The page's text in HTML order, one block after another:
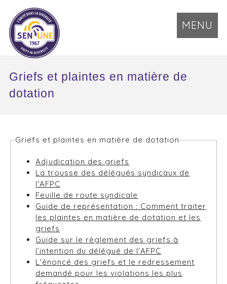
MENU
Griefs et plaintes en matière de
dotation
Griefs et plaintes en matière de dotation
Adjudication des griefs
La trousse des délégués syndicaux de
l'AFPC
Feuille de route syndicale
Guide de représentation : Comment traiter
les plaintes en matière de dotation et les
griefs
Guide sur le règlement des griefs à
l’intention du délégué de l'AFPC
L'énoncé des griefs et le redressement
demandé pour les violations les plus